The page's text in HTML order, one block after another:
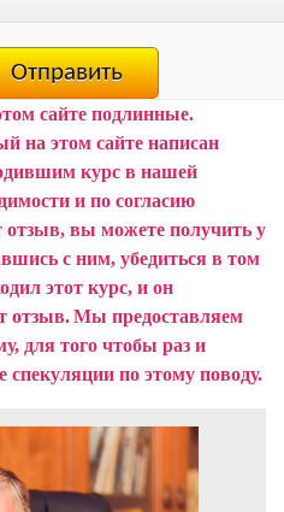
сайте подлинные.
на этом сайте написан
курс в нашей
и по согласию
отзыв, вы можете получить у
с ним, убедиться в том
этот курс, и он
отзыв.Мы предоставляем
для того чтобы раз и
спекуляции по этому поводу.